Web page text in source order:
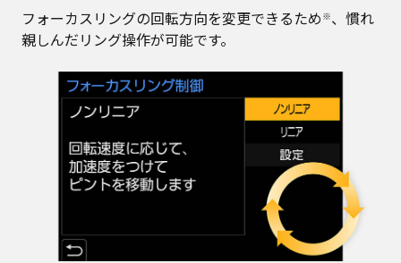
フォーカスリングの回転方向を変更できるため ※、慣れ
親しんだリング操作が可能です。